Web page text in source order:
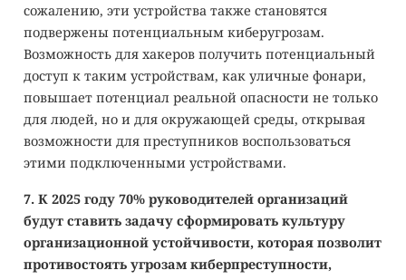
сожалению, эти устройства также становятся
подвержены потенциальным киберугрозам.
Возможность для хакеров получить потенциальный
доступ к таким устройствам, как уличные фонари,
повышает потенциал реальной опасности не только
для людей, но и для окружающей среды, открывая
возможности для преступников воспользоваться
этими подключенными устройствами.
7. К 2025 году 70% руководителей организаций
будут ставить задачу сформировать культуру
организационной устойчивости, которая позволит
противостоять угрозам киберпреступности,